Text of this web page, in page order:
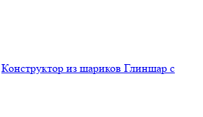
Конструктор из шариков Глиншар с